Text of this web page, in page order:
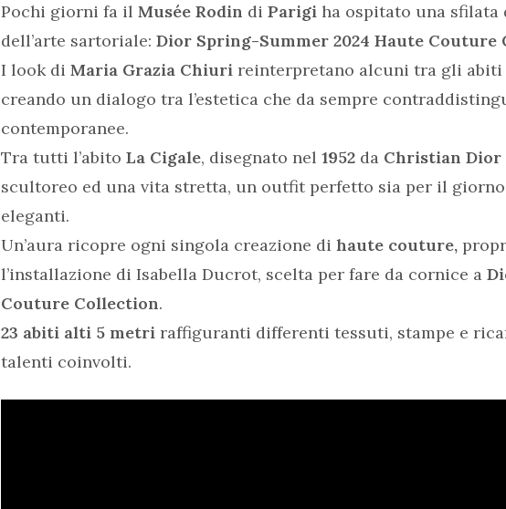
Pochi giorni fa il Musée Rodin di Parigi ha ospitato una sfilata
dell’arte sartoriale: Dior Spring-Summer 2024 Haute Couture
I look di Maria Grazia Chiuri reinterpretano alcuni tra gli
creando un dialogo tra l’estetica che da sempre
contemporanee.
Tra tutti l’abito La Cigale, disegnato nel 1952 da Christian Dior
scultoreo ed una vita stretta, un outfit perfetto sia per il
eleganti.
Un’aura ricopre ogni singola creazione di haute couture,
l’installazione di Isabella Ducrot, scelta per fare da cornice a
Couture Collection.
23 abiti alti 5 metri raffiguranti differenti tessuti, stampe e
talenti coinvolti.